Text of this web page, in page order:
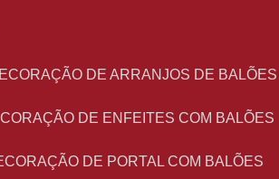
DECORAÇÃO DE ARRANJOS DE BALÕES
DE ENFEITES COM BALÕES
DE PORTAL COM BALÕES